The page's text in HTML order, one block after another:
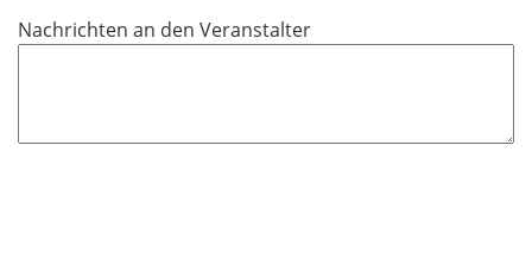
h
Nachrichten an den Veranstalter